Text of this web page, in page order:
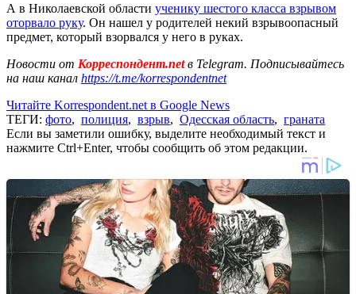
А в Николаевской области ученику шестого класса взрывом
оторвало руку. Он нашел у родителей некий взрывоопасный
предмет, который взорвался у него в руках.
Новости от Корреспондент.netв Telegram. Подписывайтесь
на наш канал https://t.me/korrespondentnet
Читайте Korrespondent.net в Google News
ТЕГИ: фото, полиция, взрыв, Одесская область, граната
Если вы заметили ошибку, выделите необходимый текст и
нажмите Ctrl+Enter, чтобы сообщить об этом редакции.